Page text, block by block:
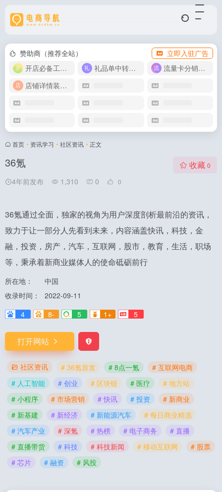
赞助商（推荐全站）
立即入驻广告
开店必备工具箱
礼品单中转同步单
流量卡分销代理
店铺详情装修模版
首页 • 资讯学习 • 社区资讯 • 正文
36氪
4年前发布 1,310 0 0
收藏 0
36氪通过全面，独家的视角为用户深度剖析最前沿的资讯，
致力于让一部分人先看到未来，内容涵盖快讯，科技，金
融，投资，房产，汽车，互联网，股市，教育，生活，职场
等，秉承着新商业媒体人的使命砥砺前行
所在地：
中国
收录时间：
2022-09-11
4
8- 5 1+ 5
打开网站
社区资讯 # 36氪首发 # 8点一氪
# 互联网电商
# 人工智能
# 创业 # 区块链 # 医疗
# 地方站
# 小程序
# 市场营销 # 快讯 # 投资
# 新商业
# 新基建
# 新经济 # 新能源汽车
# 每日商业精选
# 汽车产业
# 深氪 # 热榜 # 电子商务
# 直播
# 直播带货
# 科技 # 科技新闻 # 移动互联网
# 股票
# 芯片
# 融资 # 风投